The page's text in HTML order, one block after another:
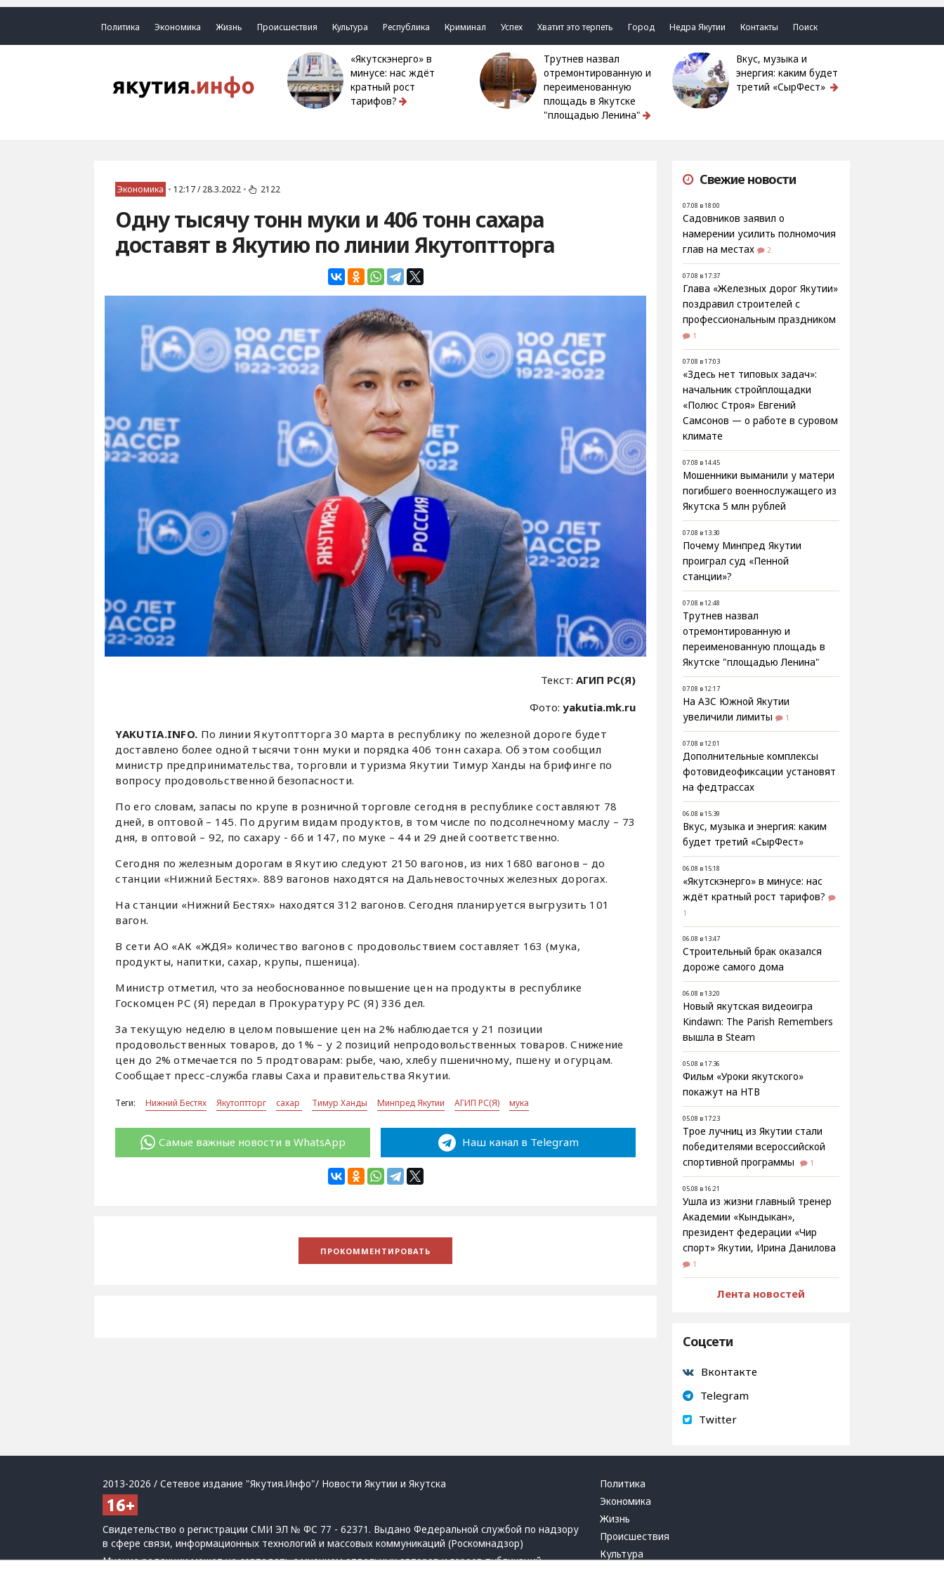
Политика Экономика Жизнь Происшествия Культура Республика Криминал Успех Хватит это терпеть Город Недра Якутии Контакты Поиск
«Якутскэнерго» в
минусе: нас ждёт
кратный рост
тарифов?
Трутнев назвал
отремонтированную и
переименованную
площадь в Якутске
"площадью Ленина"
Вкус, музыка и
энергия: каким будет
третий «СырФест»
Экономика • 12:17 / 28.3.2022 • 2122
Одну тысячу тонн муки и 406 тонн сахара
доставят в Якутию по линии Якутоптторга
Текст:АГИП РС(Я)
Фото:yakutia.mk.ru
YAKUTIA.INFO. По линии Якутоптторга 30 марта в республику по железной дороге будет
доставлено более одной тысячи тонн муки и порядка 406 тонн сахара. Об этом сообщил
министр предпринимательства, торговли и туризма Якутии Тимур Ханды на брифинге по
вопросу продовольственной безопасности.
По его словам, запасы по крупе в розничной торговле сегодня в республике составляют 78
дней, в оптовой – 145. По другим видам продуктов, в том числе по подсолнечному маслу – 73
дня, в оптовой – 92, по сахару - 66 и 147, по муке – 44 и 29 дней соответственно.
Сегодня по железным дорогам в Якутию следуют 2150 вагонов, из них 1680 вагонов – до
станции «Нижний Бестях». 889 вагонов находятся на Дальневосточных железных дорогах.
На станции «Нижний Бестях» находятся 312 вагонов. Сегодня планируется выгрузить 101
вагон.
В сети АО «АК «ЖДЯ» количество вагонов с продовольствием составляет 163 (мука,
продукты, напитки, сахар, крупы, пшеница).
Министр отметил, что за необоснованное повышение цен на продукты в республике
Госкомцен РС (Я) передал в Прокуратуру РС (Я) 336 дел.
За текущую неделю в целом повышение цен на 2% наблюдается у 21 позиции
продовольственных товаров, до 1% – у 2 позиций непродовольственных товаров. Снижение
цен до 2% отмечается по 5 продтоварам: рыбе, чаю, хлебу пшеничному, пшену и огурцам.
Сообщает пресс-служба главы Саха и правительства Якутии.
Теги: Нижний Бестях Якутоптторг сахар Тимур Ханды Минпред Якутии АГИП РС(Я) мука
Самые важные новости в WhatsApp Наш канал в Telegram
Свежие новости
07.08 в 18:00
Садовников заявил о
намерении усилить полномочия
глав на местах
2
07.08 в 17:37
Глава «Железных дорог Якутии»
поздравил строителей с
профессиональным праздником
1
07.08 в 17:03
«Здесь нет типовых задач»:
начальник стройплощадки
«Полюс Строя» Евгений
Самсонов — о работе в суровом
климате
07.08 в 14:45
Мошенники выманили у матери
погибшего военнослужащего из
Якутска 5 млн рублей
07.08 в 13:30
Почему Минпред Якутии
проиграл суд «Пенной
станции»?
07.08 в 12:48
Трутнев назвал
отремонтированную и
переименованную площадь в
Якутске "площадью Ленина"
07.08 в 12:17
На АЗС Южной Якутии
увеличили лимиты
1
07.08 в 12:01
Дополнительные комплексы
фотовидеофиксации установят
на федтрассах
06.08 в 15:39
Вкус, музыка и энергия: каким
будет третий «СырФест»
06.08 в 15:18
«Якутскэнерго» в минусе: нас
ждёт кратный рост тарифов?
1
06.08 в 13:47
Строительный брак оказался
дороже самого дома
06.08 в 13:20
Новый якутская видеоигра
Kindawn: The Parish Remembers
вышла в Steam
05.08 в 17:36
Фильм «Уроки якутского»
покажут на НТВ
05.08 в 17:23
Трое лучниц из Якутии стали
победителями всероссийской
спортивной программы
1
05.08 в 16:21
Ушла из жизни главный тренер
Академии «Кындыкан»,
президент федерации «Чир
спорт» Якутии, Ирина Данилова
1
Лента новостей
Соцсети
Вконтакте
Telegram
Twitter
2013-2026 / Сетевое издание "Якутия.Инфо"/ Новости Якутии и Якутска
Свидетельство о регистрации СМИ ЭЛ № ФС 77 - 62371. Выдано Федеральной службой по надзору
в сфере связи, информационных технологий и массовых коммуникаций (Роскомнадзор)
Мнение редакции может не совпадать с мнением отдельных авторов и героев публикаций.
Политика
Экономика
Жизнь
Происшествия
Культура